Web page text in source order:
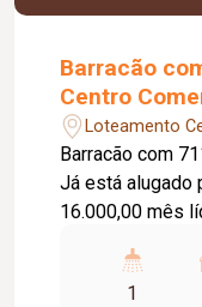
Barracão
Centro
Loteamento
Uberlândia/MG
Barracão com
Já está alugado por 3
16.000,00 mês líquido Alugado por
1